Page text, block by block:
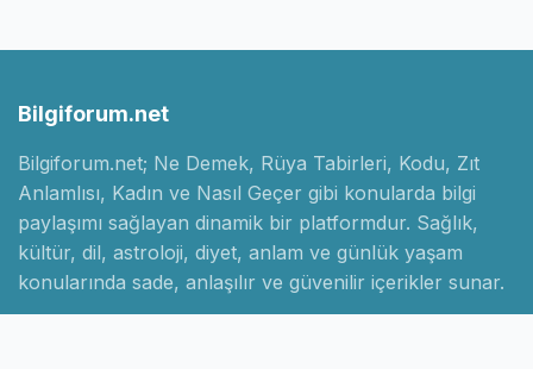
Bilgiforum.net
Bilgiforum.net; Ne Demek, Rüya Tabirleri, Kodu, Zıt
Anlamlısı, Kadın ve Nasıl Geçer gibi konularda bilgi
paylaşımı sağlayan dinamik bir platformdur. Sağlık,
kültür, dil, astroloji, diyet, anlam ve günlük yaşam
konularında sade, anlaşılır ve güvenilir içerikler sunar.